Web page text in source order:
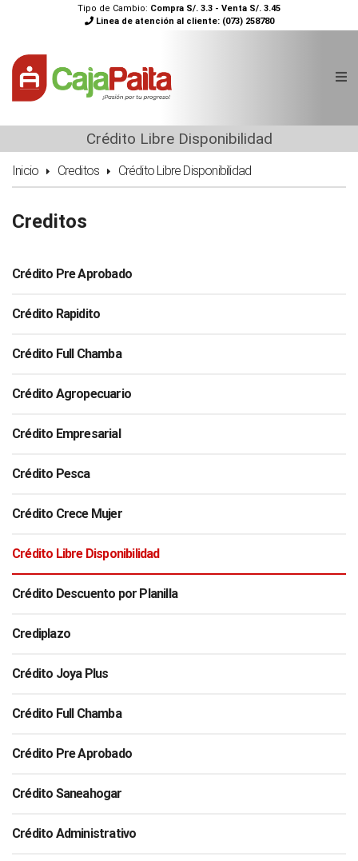
Tipo de Cambio: Compra S/. 3.3 - Venta S/. 3.45
Linea de atención al cliente: (073) 258780
Crédito Libre Disponibilidad
Inicio Creditos Crédito Libre Disponibilidad
Creditos
Crédito Pre Aprobado
Crédito Rapidito
Crédito Full Chamba
Crédito Agropecuario
Crédito Empresarial
Crédito Pesca
Crédito Crece Mujer
Crédito Libre Disponibilidad
Crédito Descuento por Planilla
Crediplazo
Crédito Joya Plus
Crédito Full Chamba
Crédito Pre Aprobado
Crédito Saneahogar
Crédito Administrativo